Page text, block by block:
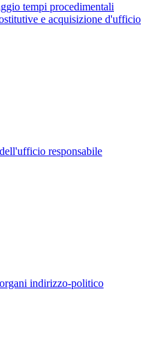
tempi procedimentali
e acquisizione d'ufficio
responsabile
indirizzo-politico